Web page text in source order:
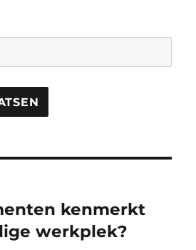
kenmerkt
werkplek?